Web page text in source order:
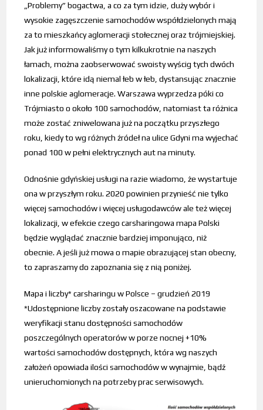
„Problemy” bogactwa, a co za tym idzie, duży wybór i
wysokie zagęszczenie samochodów współdzielonych mają
za to mieszkańcy aglomeracji stołecznej oraz trójmiejskiej.
Jak już informowaliśmy o tym kilkukrotnie na naszych
łamach, można zaobserwować swoisty wyścig tych dwóch
lokalizacji, które idą niemal łeb w łeb, dystansując znacznie
inne polskie aglomeracje. Warszawa wyprzedza póki co
Trójmiasto o około 100 samochodów, natomiast ta różnica
może zostać zniwelowana już na początku przyszłego
roku, kiedy to wg różnych źródeł na ulice Gdyni ma wyjechać
ponad 100 w pełni elektrycznych aut na minuty.
Odnośnie gdyńskiej usługi na razie wiadomo, że wystartuje
ona w przyszłym roku. 2020 powinien przynieść nie tylko
więcej samochodów i więcej usługodawców ale też więcej
lokalizacji, w efekcie czego carsharingowa mapa Polski
będzie wyglądać znacznie bardziej imponująco, niż
obecnie. A jeśli już mowa o mapie obrazującej stan obecny,
to zapraszamy do zapoznania się z nią poniżej.
Mapa i liczby* carsharingu w Polsce – grudzień 2019
*Udostępnione liczby zostały oszacowane na podstawie
weryfikacji stanu dostępności samochodów
poszczególnych operatorów w porze nocnej +10%
wartości samochodów dostępnych, która wg naszych
założeń opowiada ilości samochodów w wynajmie, bądź
unieruchomionych na potrzeby prac serwisowych.